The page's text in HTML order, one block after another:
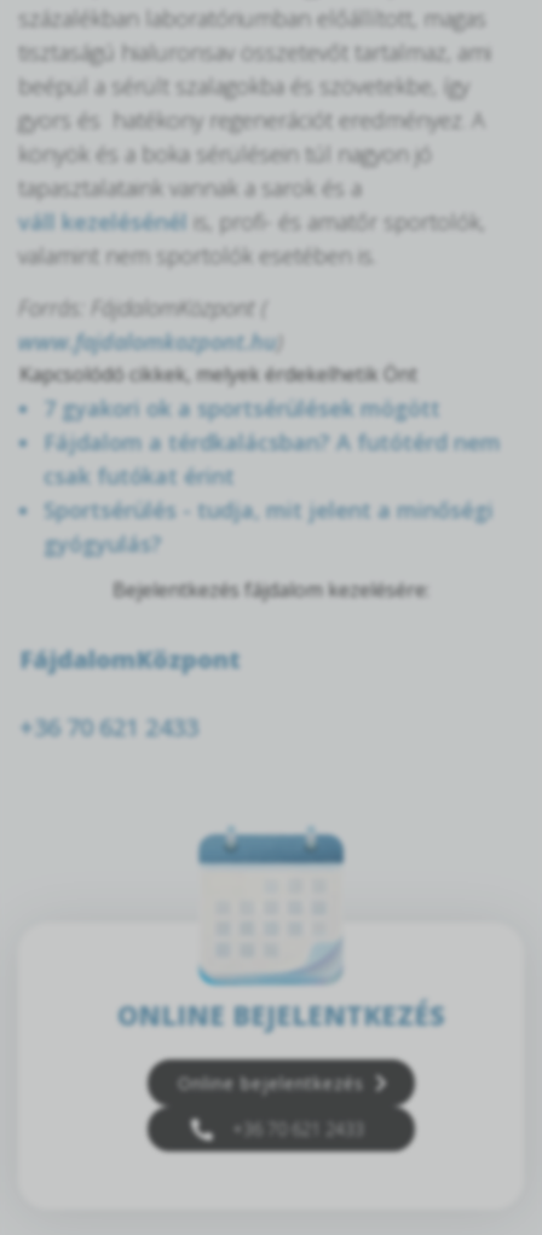
százalékban laboratóriumban előállított, magas
tisztaságú hialuronsav összetevőt tartalmaz, ami
beépül a sérült szalagokba és szövetekbe, így
gyors és hatékony regenerációt eredményez. A
könyök és a boka sérülésein túl nagyon jó
tapasztalataink vannak a sarok és a
váll kezelésénél is, profi- és amatőr sportolók,
valamint nem sportolók esetében is.
Forrás: FájdalomKözpont (
www.fajdalomkozpont.hu
Kapcsolódó cikkek, melyek érdekelhetik Önt
7 gyakori ok a sportsérülések mögött
Fájdalom a térdkalácsban? A futótérd nem
csak futókat érint
Sportsérülés - tudja, mit jelent a minőségi
gyógyulás?
Bejelentkezés fájdalom kezelésére:
FájdalomKözpont
+36 70 621 2433
ONLINE BEJELENTKEZÉS
Online bejelentkezés
+36 70 621 2433